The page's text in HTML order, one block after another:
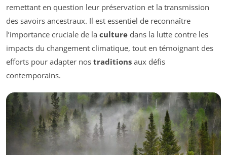
remettant en question leur préservation et la transmission
des savoirs ancestraux. Il est essentiel de reconnaître
l’importance cruciale de la culture dans la lutte contre les
impacts du changement climatique, tout en témoignant des
efforts pour adapter nos traditions aux défis
contemporains.